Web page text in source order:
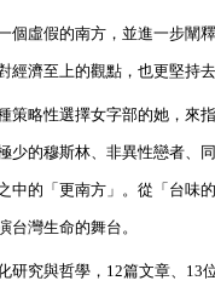
個虛假的南方，並進一步
經濟至上的觀點，也更堅持
策略性選擇女字部的她，來
少的穆斯林、非異性戀者、
中的「更南方」。 從「台味
台灣生命的舞台。
研究與哲學， 12篇文章、 13